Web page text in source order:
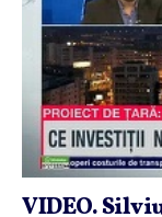
VIDEO.